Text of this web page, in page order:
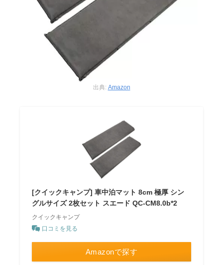
出典: Amazon
[クイックキャンプ] 車中泊マット 8cm 極厚 シン
グルサイズ 2枚セット スエード QC-CM8.0b*2
クイックキャンプ
口コミを見る
Amazonで探す